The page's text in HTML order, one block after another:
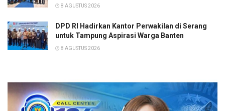
8 AGUSTUS 2026
DPD RI Hadirkan Kantor Perwakilan di Serang
untuk Tampung Aspirasi Warga Banten
8 AGUSTUS 2026